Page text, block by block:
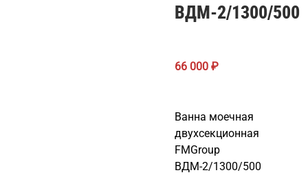
ВДМ-2/1300/500
66 000 ₽
Ванна моечная
двухсекционная
FMGroup
ВДМ-2/1300/500